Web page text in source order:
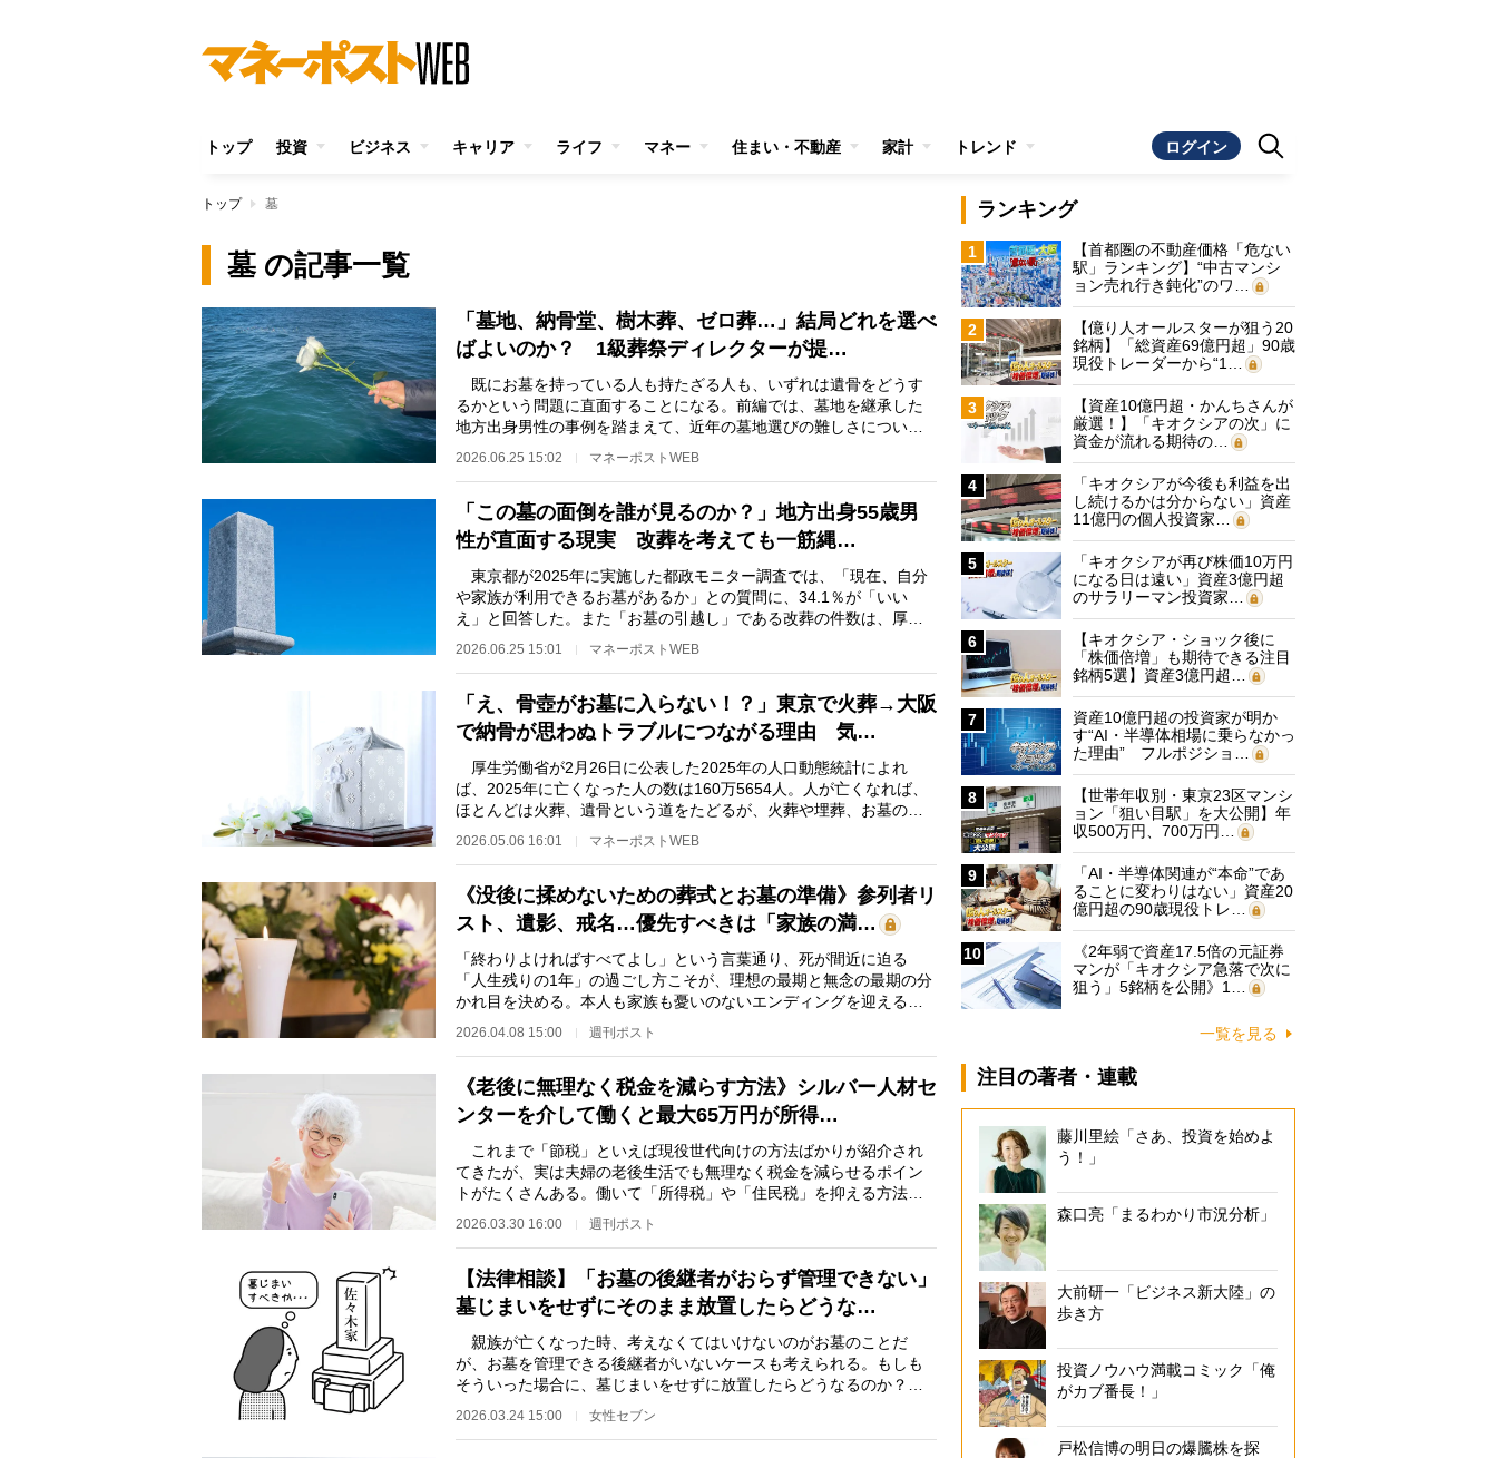
トップ 投資 ビジネス キャリア ライフ マネー 住まい・不動産 家計 トレンド ログイン
トップ 墓
墓 の記事一覧
「墓地、納骨堂、樹木葬、ゼロ葬…」結局どれを選べ
ばよいのか？ 1級葬祭ディレクターが提…
既にお墓を持っている人も持たざる人も、いずれは遺骨をどうす
るかという問題に直面することになる。前編では、墓地を継承した
地方出身男性の事例を踏まえて、近年の墓地選びの難しさについて
2026.06.25 15:02 マネーポストWEB
「この墓の面倒を誰が見るのか？」地方出身55歳男
性が直面する現実 改葬を考えても一筋縄…
東京都が2025年に実施した都政モニター調査では、「現在、自分
や家族が利用できるお墓があるか」との質問に、34.1％が「いい
え」と回答した。また「お墓の引越し」である改葬の件数は、厚生
2026.06.25 15:01 マネーポストWEB
「え、骨壺がお墓に入らない！？」東京で火葬→大阪
で納骨が思わぬトラブルにつながる理由 気…
厚生労働省が2月26日に公表した2025年の人口動態統計によれ
ば、2025年に亡くなった人の数は160万5654人。人が亡くなれば、
ほとんどは火葬、遺骨という道をたどるが、火葬や埋葬、お墓の習
慣は地域によって異なる…
2026.05.06 16:01 マネーポストWEB
《没後に揉めないための葬式とお墓の準備》参列者リ
スト、遺影、戒名…優先すべきは「家族の満…
「終わりよければすべてよし」という言葉通り、死が間近に迫る
「人生残りの1年」の過ごし方こそが、理想の最期と無念の最期の分
かれ目を決める。本人も家族も憂いのないエンディングを迎えるた
めの「最後の備え」を…
2026.04.08 15:00 週刊ポスト
《老後に無理なく税金を減らす方法》シルバー人材セ
ンターを介して働くと最大65万円が所得…
これまで「節税」といえば現役世代向けの方法ばかりが紹介され
てきたが、実は夫婦の老後生活でも無理なく税金を減らせるポイン
トがたくさんある。働いて「所得税」や「住民税」を抑える方法も
ある。元国税専門官…
2026.03.30 16:00 週刊ポスト
【法律相談】「お墓の後継者がおらず管理できない」
墓じまいをせずにそのまま放置したらどうな…
親族が亡くなった時、考えなくてはいけないのがお墓のことだ
が、お墓を管理できる後継者がいないケースも考えられる。もしも
そういった場合に、墓じまいをせずに放置したらどうなるのか？
実際の相談に回答する…
2026.03.24 15:00 女性セブン
ランキング
1
【首都圏の不動産価格「危ない
駅」ランキング】“中古マンシ
ョン売れ行き鈍化”のワ…
2
【億り人オールスターが狙う20
銘柄】「総資産69億円超」90歳
現役トレーダーから“1…
3
【資産10億円超・かんちさんが
厳選！】「キオクシアの次」に
資金が流れる期待の…
4
「キオクシアが今後も利益を出
し続けるかは分からない」資産
11億円の個人投資家…
5
「キオクシアが再び株価10万円
になる日は遠い」資産3億円超
のサラリーマン投資家…
6
【キオクシア・ショック後に
「株価倍増」も期待できる注目
銘柄5選】資産3億円超…
7
資産10億円超の投資家が明か
す“AI・半導体相場に乗らなかっ
た理由” フルポジショ…
8
【世帯年収別・東京23区マンシ
ョン「狙い目駅」を大公開】年
収500万円、700万円…
9
「AI・半導体関連が“本命”であ
ることに変わりはない」資産20
億円超の90歳現役トレ…
10
《2年弱で資産17.5倍の元証券
マンが「キオクシア急落で次に
狙う」5銘柄を公開》1…
一覧を見る
注目の著者・連載
藤川里絵「さあ、投資を始めよ
う！」
森口亮「まるわかり市況分析」
大前研一「ビジネス新大陸」の
歩き方
投資ノウハウ満載コミック「俺
がカブ番長！」
戸松信博の明日の爆騰株を探